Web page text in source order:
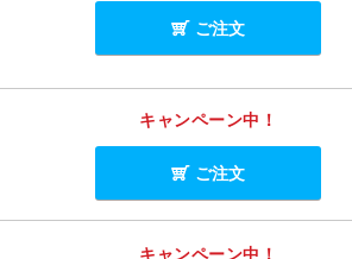
ご注文
キャンペーン中！
ご注文
キャンペーン中！